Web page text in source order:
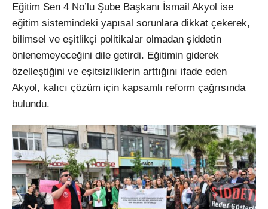
Eğitim Sen 4 No’lu Şube Başkanı İsmail Akyol ise
eğitim sistemindeki yapısal sorunlara dikkat çekerek,
bilimsel ve eşitlikçi politikalar olmadan şiddetin
önlenemeyeceğini dile getirdi. Eğitimin giderek
özelleştiğini ve eşitsizliklerin arttığını ifade eden
Akyol, kalıcı çözüm için kapsamlı reform çağrısında
bulundu.